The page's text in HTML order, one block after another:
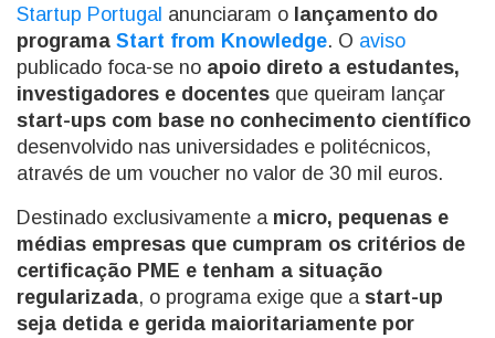
Startup Portugal anunciaram o lançamento do
programa Start from Knowledge. O aviso
publicado foca-se no apoio direto a estudantes,
investigadores e docentes que queiram lançar
start-ups com base no conhecimento científico
desenvolvido nas universidades e politécnicos,
através de um voucher no valor de 30 mil euros.
Destinado exclusivamente a micro, pequenas e
médias empresas que cumpram os critérios de
certificação PME e tenham a situação
regularizada, o programa exige que a start-up
seja detida e gerida maioritariamente por